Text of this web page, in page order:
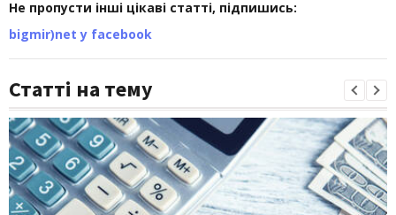
Не пропусти інші цікаві статті, підпишись:
bigmir)net у facebook
Статті на тему